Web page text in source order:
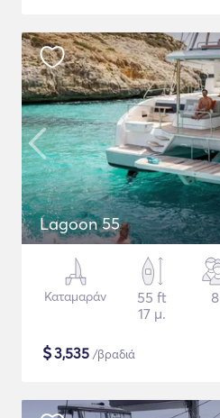
Lagoon 55
Καταμαράν
55 ft
17 μ.
8
$3,535 /βραδιά